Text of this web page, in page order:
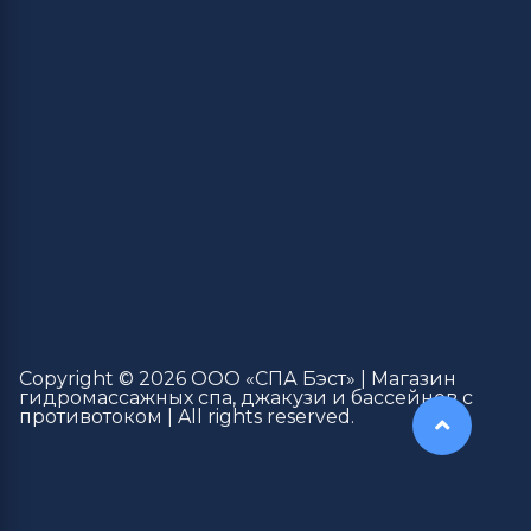
Copyright © 2026 ООО «СПА Бэст» | Магазин
гидромассажных спа, джакузи и бассейнов с
противотоком | All rights reserved.